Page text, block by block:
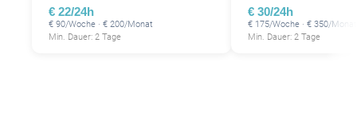
€ 22/24h
€ 90/Woche · € 200/Monat
Min. Dauer: 2 Tage
€ 30/24h
€ 175/Woche · € 350/Monat
Min. Dauer: 2 Tage